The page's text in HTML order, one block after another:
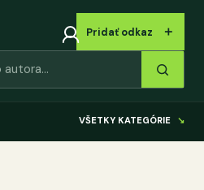
Pridať odkaz ＋
VŠETKY KATEGÓRIE ↘